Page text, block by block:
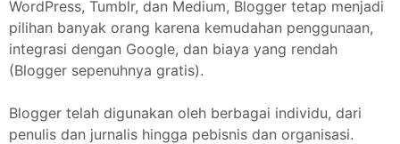
WordPress, Tumblr, dan Medium, Blogger tetap menjadi
pilihan banyak orang karena kemudahan penggunaan,
integrasi dengan Google, dan biaya yang rendah
(Blogger sepenuhnya gratis).
Blogger telah digunakan oleh berbagai individu, dari
penulis dan jurnalis hingga pebisnis dan organisasi.